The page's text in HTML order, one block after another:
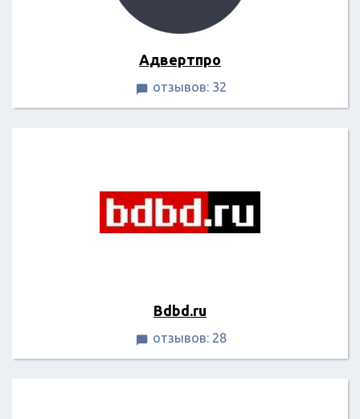
Адвертпро
 отзывов: 32
Bdbd.ru
 отзывов: 28